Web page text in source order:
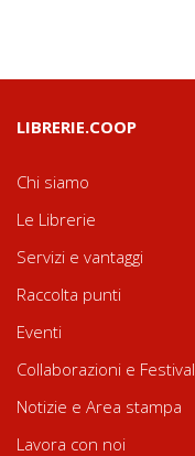
LIBRERIE.COOP
Chi siamo
Le Librerie
Servizi e vantaggi
Raccolta punti
Eventi
Collaborazioni e Festival
Notizie e Area stampa
Lavora con noi